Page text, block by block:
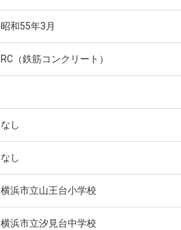
昭和55年3月
RC（鉄筋コンクリート）
なし
なし
横浜市立山王台小学校
横浜市立汐見台中学校